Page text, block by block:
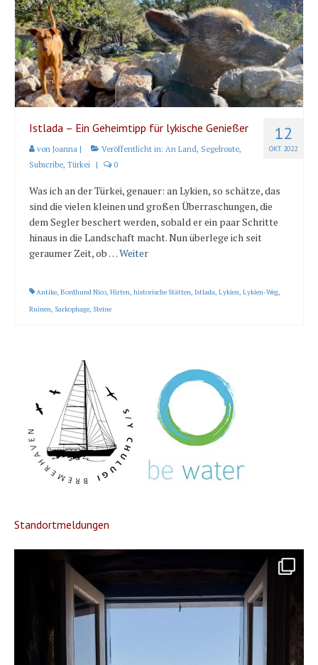
12
OKT. 2022
Istlada – Ein Geheimtipp für lykische Genießer
von Joanna | Veröffentlicht in: An Land, Segelroute,
Subscribe, Türkei | 0
Was ich an der Türkei, genauer: an Lykien, so schätze, das
sind die vielen kleinen und großen Überraschungen, die
dem Segler beschert werden, sobald er ein paar Schritte
hinaus in die Landschaft macht. Nun überlege ich seit
geraumer Zeit, ob …Weiter
Antike, Bordhund Nico, Hirten, historische Stätten, Istlada, Lykien, Lykien-Weg,
Ruinen, Sarkophage, Steine
Standortmeldungen